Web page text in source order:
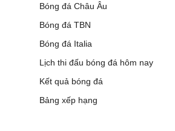
Bóng đá Châu Âu
Bóng đá TBN
Bóng đá Italia
Lịch thi đấu bóng đá hôm nay
Kết quả bóng đá
Bảng xếp hạng